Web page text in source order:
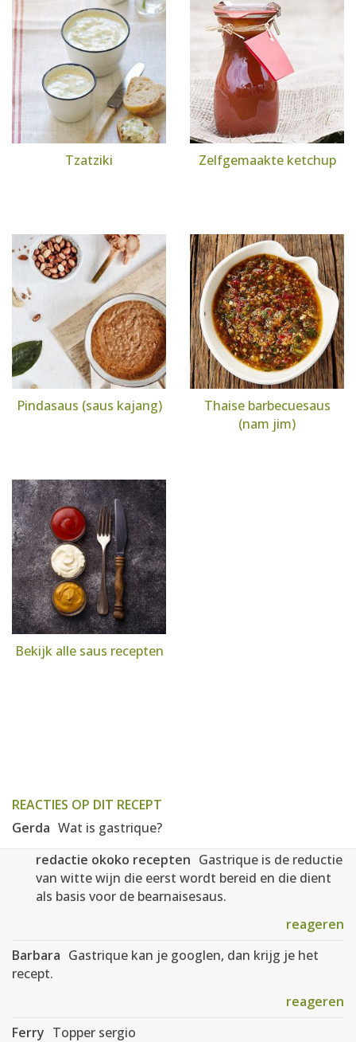
Tzatziki Zelfgemaakte ketchup
Pindasaus (saus kajang)
Thaise barbecuesaus
(nam jim)
Bekijk alle saus recepten
REACTIES OP DIT RECEPT
Gerda Wat is gastrique?
redactie okoko recepten Gastrique is de reductie
van witte wijn die eerst wordt bereid en die dient
als basis voor de bearnaisesaus.
reageren
Barbara Gastrique kan je googlen, dan krijg je het
recept.
reageren
Ferry Topper sergio